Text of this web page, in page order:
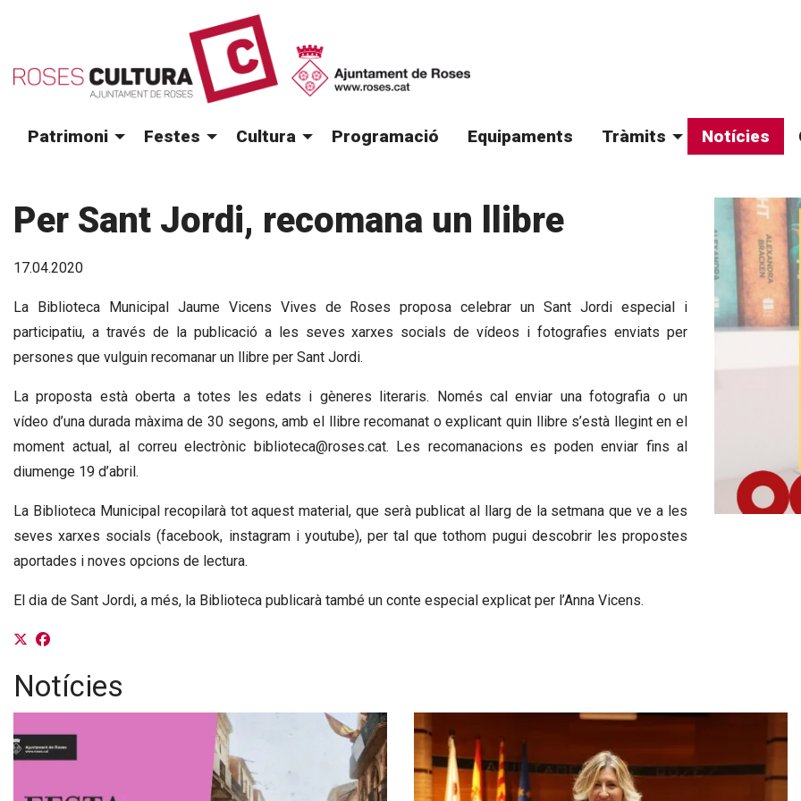
Patrimoni Festes Cultura Programació Equipaments Tràmits Notícies
Per Sant Jordi, recomana un llibre
17.04.2020
La Biblioteca Municipal Jaume Vicens Vives de Roses proposa celebrar un Sant Jordi especial i
participatiu, a través de la publicació a les seves xarxes socials de vídeos i fotografies enviats per
persones que vulguin recomanar un llibre per Sant Jordi.
La proposta està oberta a totes les edats i gèneres literaris. Només cal enviar una fotografia o un
vídeo d’una durada màxima de 30 segons, amb el llibre recomanat o explicant quin llibre s’està llegint en el
moment actual, al correu electrònic biblioteca@roses.cat. Les recomanacions es poden enviar fins al
diumenge 19 d’abril.
La Biblioteca Municipal recopilarà tot aquest material, que serà publicat al llarg de la setmana que ve a les
seves xarxes socials (facebook, instagram i youtube), per tal que tothom pugui descobrir les propostes
aportades i noves opcions de lectura.
El dia de Sant Jordi, a més, la Biblioteca publicarà també un conte especial explicat per l’Anna Vicens.
Notícies